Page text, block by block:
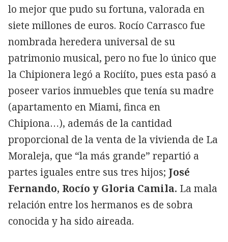
lo mejor que pudo su fortuna, valorada en
siete millones de euros. Rocío Carrasco fue
nombrada heredera universal de su
patrimonio musical, pero no fue lo único que
la Chipionera legó a Rociíto, pues esta pasó a
poseer varios inmuebles que tenía su madre
(apartamento en Miami, finca en
Chipiona…), además de la cantidad
proporcional de la venta de la vivienda de La
Moraleja, que “la más grande” repartió a
partes iguales entre sus tres hijos; José
Fernando, Rocío y Gloria Camila. La mala
relación entre los hermanos es de sobra
conocida y ha sido aireada.